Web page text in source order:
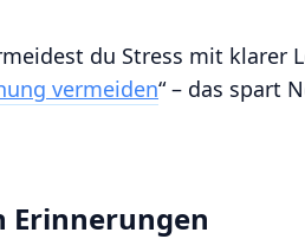
du Stress mit klarer
vermeiden“ – das spart